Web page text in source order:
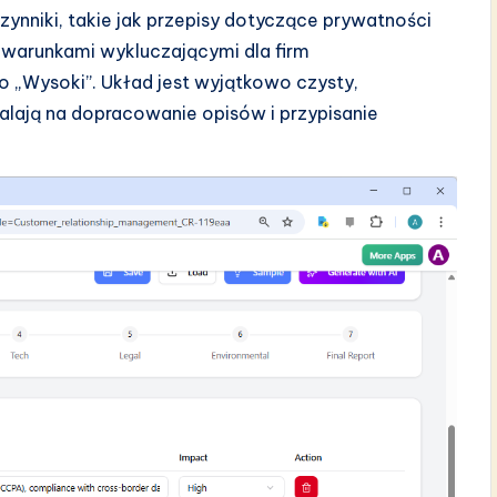
takie jak przepisy dotyczące prywatności
wykluczającymi dla firm
Układ jest wyjątkowo czysty,
na dopracowanie opisów i przypisanie